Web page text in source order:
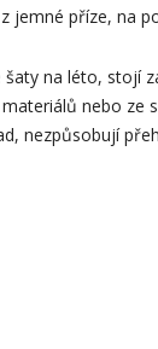
jemné příze, na
šaty na léto, stojí
nebo ze
nezpůsobují